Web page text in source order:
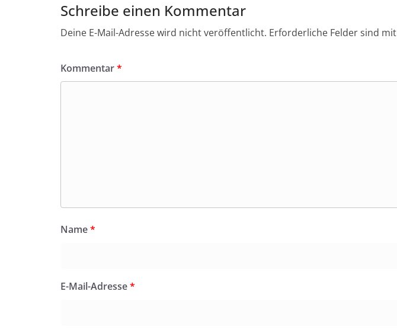
Schreibe einen Kommentar
Deine E-Mail-Adresse wird nicht veröffentlicht. Erforderliche Felder sind mit
Kommentar*
Name*
E-Mail-Adresse*